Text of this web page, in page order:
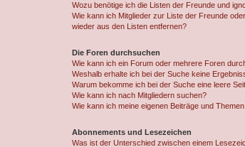
Wozu benötige ich die Listen der Freunde und
Wie kann ich Mitglieder zur Liste der Freunde
wieder aus den Listen entfernen?
Die Foren durchsuchen
Wie kann ich ein Forum oder mehrere Foren
Weshalb erhalte ich bei der Suche keine
Warum bekomme ich bei der Suche eine leere
Wie kann ich nach Mitgliedern suchen?
Wie kann ich meine eigenen Beiträge und
Abonnements und Lesezeichen
Was ist der Unterschied zwischen einem